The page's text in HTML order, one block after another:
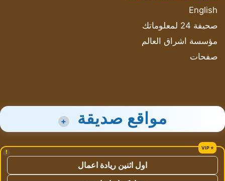
English
صحيفة 24 لمعلوماتك
مؤسسة اشراق العالم
صفحات
مواقع صديقة +
!
اول اثنين ريادة اعمال